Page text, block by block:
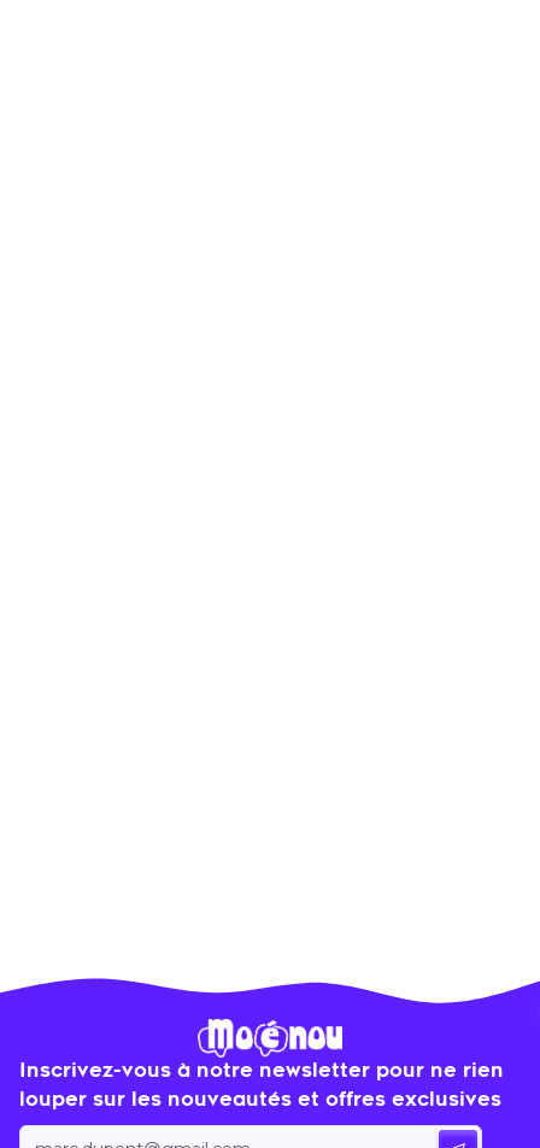
Inscrivez-vous à notre newsletter pour ne rien
louper sur les nouveautés et offres exclusives